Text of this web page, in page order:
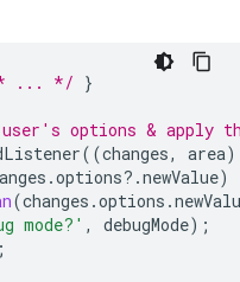
... */ }
options & apply
((changes, area)
.options? .newValue)
(changes .options .
mode?' , debugMode);